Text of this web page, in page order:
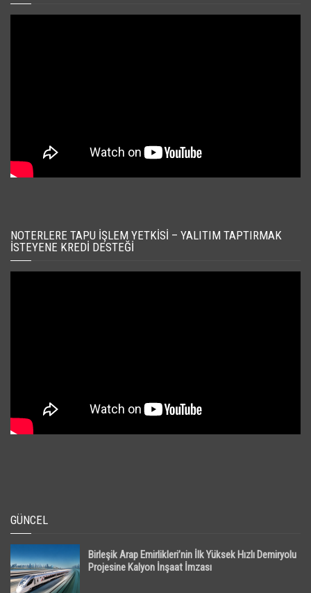
NOTERLERE TAPU İŞLEM YETKISI – YALITIM TAPTIRMAK
İSTEYENE KREDI DESTEĞI
GÜNCEL
Birleşik Arap Emirlikleri’nin İlk Yüksek Hızlı Demiryolu
Projesine Kalyon İnşaat İmzası